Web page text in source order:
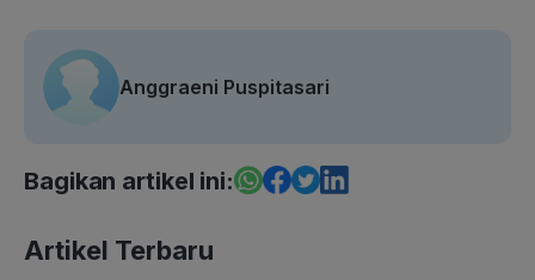
Anggraeni Puspitasari
Bagikan artikel ini:
Artikel Terbaru